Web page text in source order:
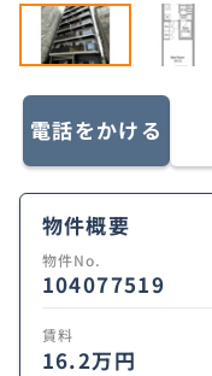
電話をかける
物件概要
物件No.
104077519
賃料
16.2万円